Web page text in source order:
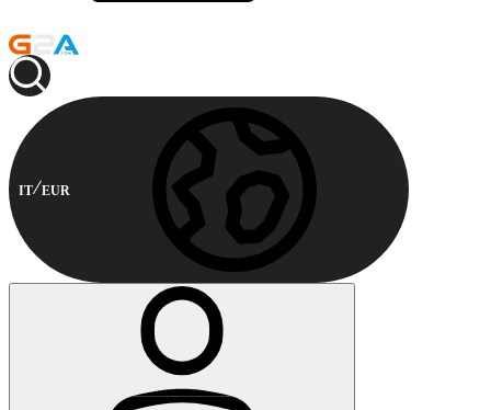
IT EUR